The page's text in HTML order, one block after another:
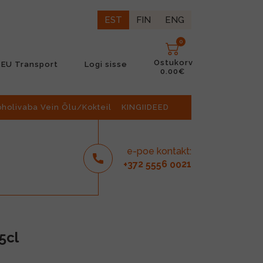
EST FIN ENG
EU Transport Logi sisse
0
Ostukorv
0.00€
Vein Õlu/Kokteil KINGIIDEED
e-poe kontakt:
+372 5556 0021